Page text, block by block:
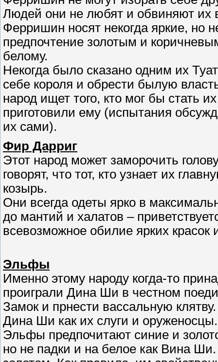
Людей они не любят и обвиняют их
Ферришин носят некогда яркие, но
предпочтение золотым и
белому.
Некогда было сказано одним их
себе короля и обрести былую
народ ищет того, кто мог бы стать
приготовили ему (испытания
их сами).
Фир Дарриг
Этот народ может заморочить
говорят, что тот, кто узнает их
козырь.
Они всегда одеты ярко в
до мантий и халатов –
всевозможное обилие ярких красок
Эльфы
Именно этому народу когда-то
проиграли Дина Ши в честном
Замок и прнести вассальную
Дина Ши как их слуги и оруженосцы.
Эльфы предпочитают синие и
но не падки и на белое как Вина